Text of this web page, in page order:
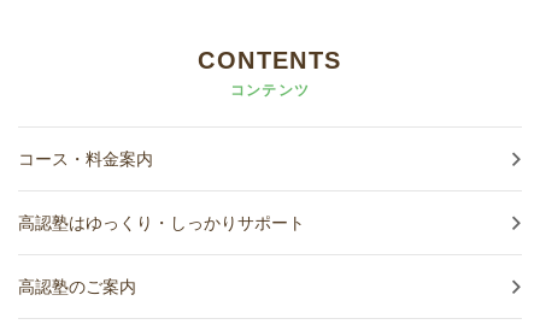
CONTENTS
コンテンツ
コース・料金案内
高認塾はゆっくり・しっかりサポート
高認塾のご案内